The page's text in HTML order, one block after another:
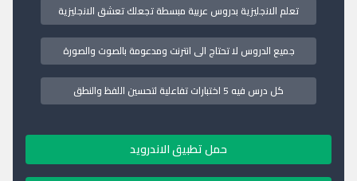
تعلم الانجليزية بدروس عربية مبسطة تجعلك تعشق الانجليزية
جميع الدروس لا تحتاج الى انترنت ومدعومة بالصوت والصورة
كل درس فيه 5 اختبارات تفاعلية لتحسين اللفظ والنطق
حمل تطبيق الاندرويد